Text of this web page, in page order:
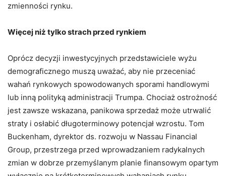
zmienności rynku.
Więcej niż tylko strach przed rynkiem
Oprócz decyzji inwestycyjnych przedstawiciele wyżu
demograficznego muszą uważać, aby nie przeceniać
wahań rynkowych spowodowanych sporami handlowymi
lub inną polityką administracji Trumpa. Chociaż ostrożność
jest zawsze wskazana, panikowa sprzedaż może utrwalić
straty i osłabić długoterminowy potencjał wzrostu. Tom
Buckenham, dyrektor ds. rozwoju w Nassau Financial
Group, przestrzega przed wprowadzaniem radykalnych
zmian w dobrze przemyślanym planie finansowym opartym